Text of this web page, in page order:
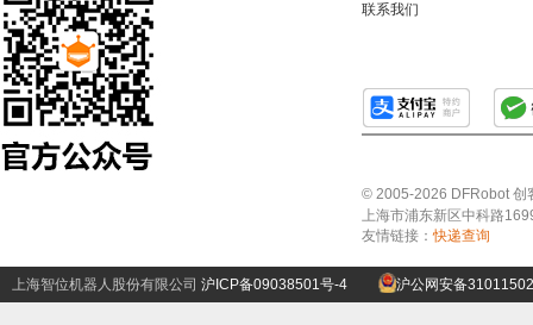
联系我们
© 2005-2026 DFRobot 创
上海市浦东新区中科路
友情链接：快递查询
上海智位机器人股份有限公司 沪ICP备09038501号-4 沪公网安备